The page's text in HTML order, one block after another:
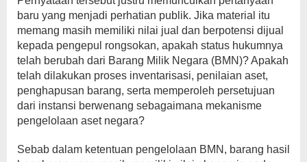
baru yang menjadi perhatian publik. Jika material itu
memang masih memiliki nilai jual dan berpotensi dijual
kepada pengepul rongsokan, apakah status hukumnya
telah berubah dari Barang Milik Negara (BMN)? Apakah
telah dilakukan proses inventarisasi, penilaian aset,
penghapusan barang, serta memperoleh persetujuan
dari instansi berwenang sebagaimana mekanisme
pengelolaan aset negara?
Sebab dalam ketentuan pengelolaan BMN, barang hasil